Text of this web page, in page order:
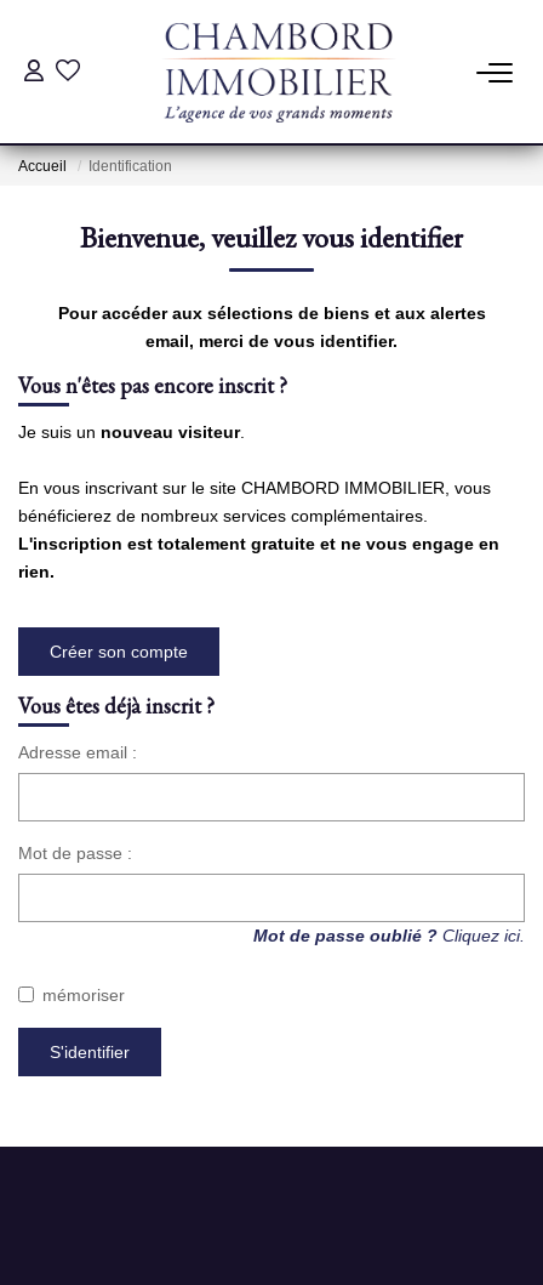
ACHAT
ESTIMATION
Pré-Estimation
SYNDIC
Nous Rejoindre
Nos Témoignages
Contact
Accueil Identification
Bienvenue, veuillez vous identifier
Pour accéder aux sélections de biens et aux alertes
email, merci de vous identifier.
Vous n'êtes pas encore inscrit ?
Je suis un nouveau visiteur.
En vous inscrivant sur le site CHAMBORD IMMOBILIER, vous
bénéficierez de nombreux services complémentaires.
L'inscription est totalement gratuite et ne vous engage en
rien.
Créer son compte
Vous êtes déjà inscrit ?
Adresse email :
Mot de passe :
Mot de passe oublié ? Cliquez ici.
mémoriser
S'identifier